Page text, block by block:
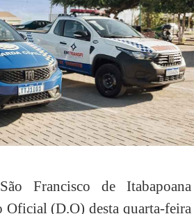
Francisco de Itabapoana
(D.O) desta quarta-feira